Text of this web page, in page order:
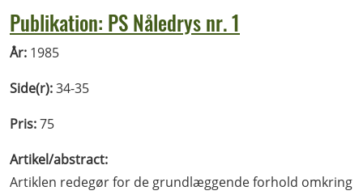
Publikation: PS Nåledrys nr. 1
År: 1985
Side(r):34-35
Pris:75
Artikel/abstract:
Artiklen redegør for de grundlæggende forhold omkring